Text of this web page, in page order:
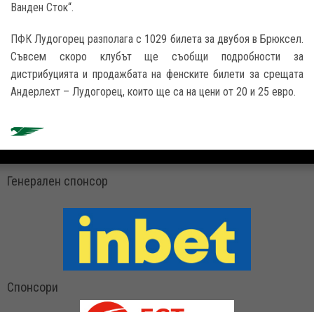
Ванден Сток“.
ПФК Лудогорец разполага с 1029 билета за двубоя в Брюксел.
Съвсем скоро клубът ще съобщи подробности за
дистрибуцията и продажбата на фенските билети за срещата
Андерлехт – Лудогорец, които ще са на цени от 20 и 25 евро.
Генерален спонсор
Спонсори